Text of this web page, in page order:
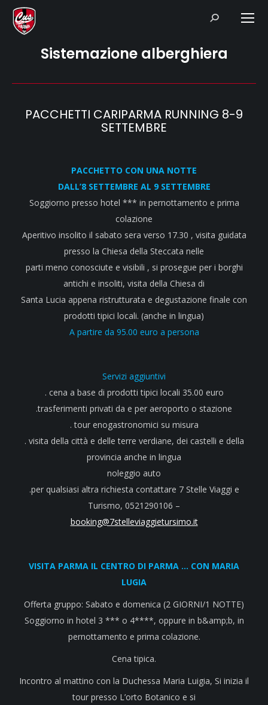
Search:
Sistemazione alberghiera
PACCHETTI CARIPARMA RUNNING 8-9
SETTEMBRE
PACCHETTO CON UNA NOTTE
DALL’8 SETTEMBRE AL 9 SETTEMBRE
Soggiorno presso hotel *** in pernottamento e prima
colazione
Aperitivo insolito il sabato sera verso 17.30 , visita guidata
presso la Chiesa della Steccata nelle
parti meno conosciute e visibili , si prosegue per i borghi
antichi e insoliti, visita della Chiesa di
Santa Lucia appena ristrutturata e degustazione finale con
prodotti tipici locali. (anche in lingua)
A partire da 95.00 euro a persona
Servizi aggiuntivi
. cena a base di prodotti tipici locali 35.00 euro
.trasferimenti privati da e per aeroporto o stazione
. tour enogastronomici su misura
. visita della città e delle terre verdiane, dei castelli e della
provincia anche in lingua
noleggio auto
.per qualsiasi altra richiesta contattare 7 Stelle Viaggi e
Turismo, 0521290106 –
booking@7stelleviaggietursimo.it
VISITA PARMA IL CENTRO DI PARMA … CON MARIA
LUGIA
Offerta gruppo: Sabato e domenica (2 GIORNI/1 NOTTE)
Soggiorno in hotel 3 *** o 4****, oppure in b&amp;b, in
pernottamento e prima colazione.
Cena tipica.
Incontro al mattino con la Duchessa Maria Luigia, Si inizia il
tour presso L’orto Botanico e si